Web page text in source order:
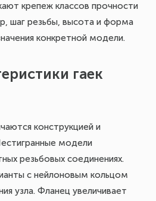
крепеж классов прочности
шаг резьбы, высота и форма
конкретной модели.
гаек
конструкцией и
модели
резьбовых соединениях.
с нейлоновым кольцом
узла. Фланец увеличивает